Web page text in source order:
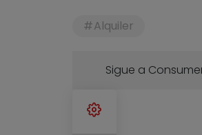
Alquiler
Sigue a